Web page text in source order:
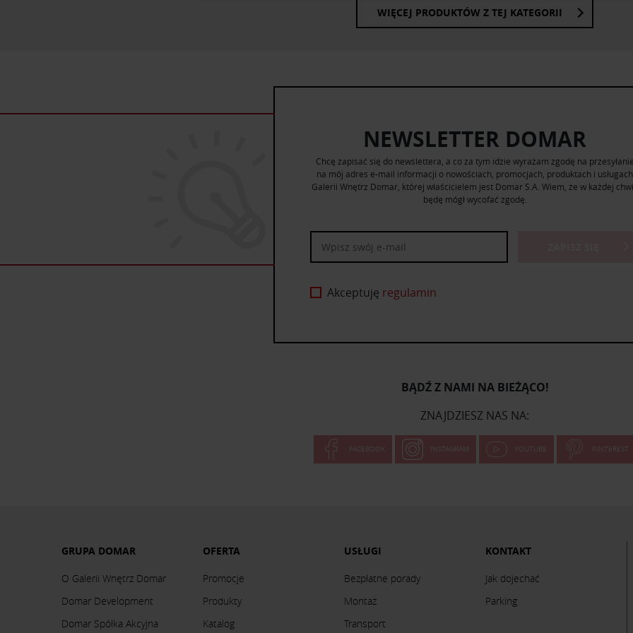
WIĘCEJ PRODUKTÓW Z TEJ KATEGORII
NEWSLETTER DOMAR
Chcę zapisać się do newslettera, a co za tym idzie wyrażam zgodę na
na mój adres e-mail informacji o nowościach, promocjach, produktach i usługach
Galerii Wnętrz Domar, której właścicielem jest Domar S.A. Wiem, że w każdej
będę mógł wycofać zgodę.
Akceptuję regulamin
BĄDŹ Z NAMI NA BIEŻĄCO!
ZNAJDZIESZ NAS NA:
FACEBOOK INSTAGRAM YOUTUBE PINTEREST
GRUPA DOMAR
O Galerii Wnętrz Domar
Domar Development
Domar Spółka Akcyjna
OFERTA
Promocje
Produkty
Katalog
USŁUGI
Bezpłatne porady
Montaż
Transport
KONTAKT
Jak dojechać
Parking